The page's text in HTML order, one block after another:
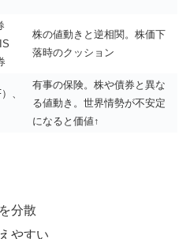
株の値動きと逆相関。株価下
落時のクッション
、
有事の保険。株や債券と異な
る値動き。世界情勢が不安定
になると価値↑
分散
やすい